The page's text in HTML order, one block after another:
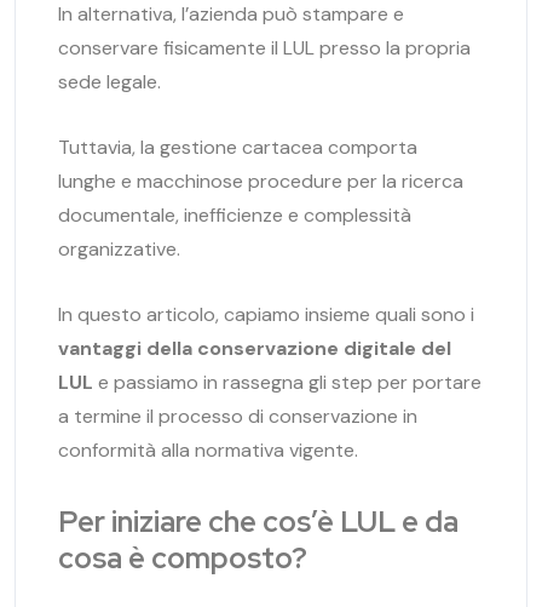
In alternativa, l’azienda può stampare e
conservare fisicamente il LUL presso la propria
sede legale.
Tuttavia, la gestione cartacea comporta
lunghe e macchinose procedure per la ricerca
documentale, inefficienze e complessità
organizzative.
In questo articolo, capiamo insieme quali sono i
vantaggi della conservazione digitale del
LUL e passiamo in rassegna gli step per portare
a termine il processo di conservazione in
conformità alla normativa vigente.
Per iniziare che cos’è LUL e da
cosa è composto?